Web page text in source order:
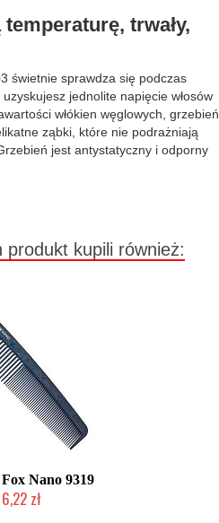
trwały,
świetnie sprawdza się podczas
jednolite napięcie włosów
włókien węglowych, grzebień
ząbki, które nie podrażniają
jest antystatyczny i odporny
kupili również:
Nano 9319
zł